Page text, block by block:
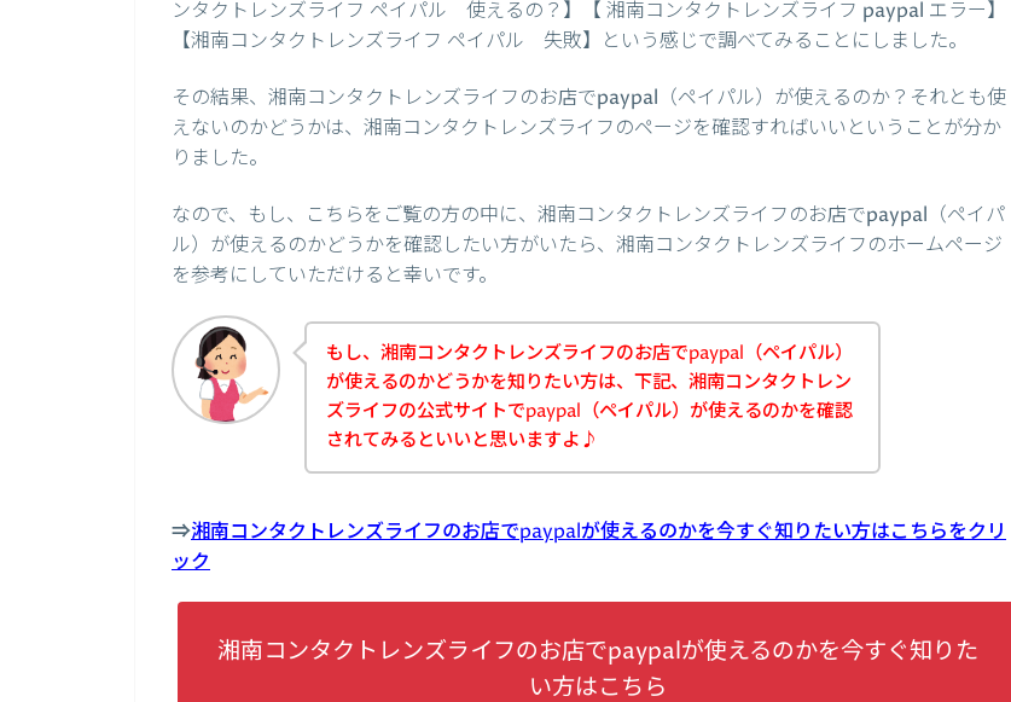
ンタクトレンズライフ ペイパル 使えるの？】【 湘南コンタクトレンズライフ paypal エラー】
【湘南コンタクトレンズライフ ペイパル 失敗】という感じで調べてみることにしました。
その結果、湘南コンタクトレンズライフのお店でpaypal（ペイパル）が使えるのか？それとも使
えないのかどうかは、湘南コンタクトレンズライフのページを確認すればいいということが分か
りました。
なので、もし、こちらをご覧の方の中に、湘南コンタクトレンズライフのお店でpaypal（ペイパ
ル）が使えるのかどうかを確認したい方がいたら、湘南コンタクトレンズライフのホームページ
を参考にしていただけると幸いです。
もし、湘南コンタクトレンズライフのお店でpaypal（ペイパル）
が使えるのかどうかを知りたい方は、下記、湘南コンタクトレン
ズライフの公式サイトでpaypal（ペイパル）が使えるのかを確認
されてみるといいと思いますよ♪
⇒湘南コンタクトレンズライフのお店でpaypalが使えるのかを今すぐ知りたい方はこちらをクリ
ック
湘南コンタクトレンズライフのお店でpaypalが使えるのかを今すぐ知りた
い方はこちら